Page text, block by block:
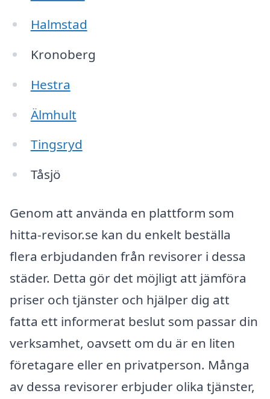
Halmstad
Kronoberg
Hestra
Älmhult
Tingsryd
Tåsjö
Genom att använda en plattform som
hitta-revisor.se kan du enkelt beställa
flera erbjudanden från revisorer i dessa
städer. Detta gör det möjligt att jämföra
priser och tjänster och hjälper dig att
fatta ett informerat beslut som passar din
verksamhet, oavsett om du är en liten
företagare eller en privatperson. Många
av dessa revisorer erbjuder olika tjänster,